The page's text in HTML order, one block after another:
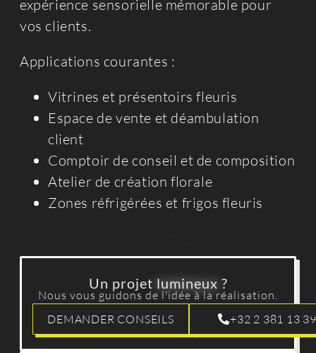
expérience sensorielle mémorable pour
vos clients.
Applications courantes :
Vitrines et présentoirs fleuris
Espace de vente et déambulation
client
Comptoir de conseil et de composition
Atelier de création florale
Zones réfrigérées et frigos fleuris
Un projet lumineux ?
Nous vous guidons de l'idée à la réalisation.
DEMANDER CONSEILS
+32 2 381 13 39